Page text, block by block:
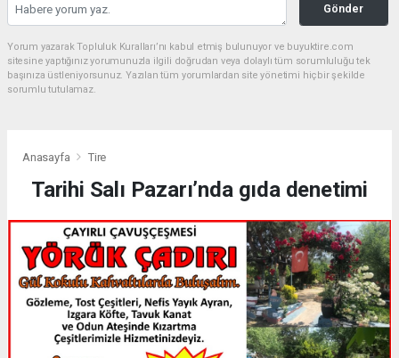
Gönder
Yorum yazarak Topluluk Kuralları’nı kabul etmiş bulunuyor ve buyuktire.com
sitesine yaptığınız yorumunuzla ilgili doğrudan veya dolaylı tüm sorumluluğu tek
başınıza üstleniyorsunuz. Yazılan tüm yorumlardan site yönetimi hiçbir şekilde
sorumlu tutulamaz.
Anasayfa Tire
Tarihi Salı Pazarı’nda gıda denetimi